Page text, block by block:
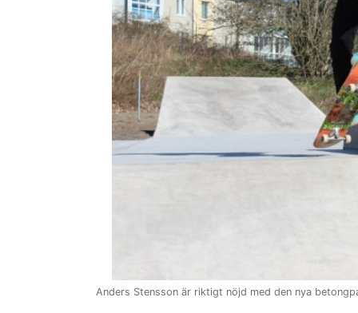
Anders Stensson är riktigt nöjd med den nya